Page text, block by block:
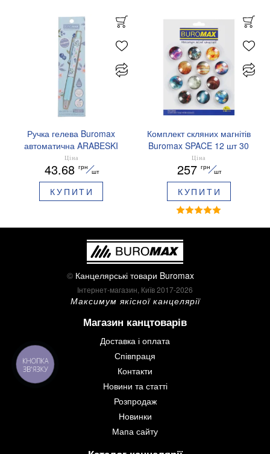
Ручка гелева Buromax
автоматична ARABESKI
0.5 мм ароматизований
грип синє чорнило в
блістері BM.8379-02
Ціна
43.68 грн
шт
КУПИТИ
Комплект скляних магнітів
Buromax SPACE 12 шт 30
мм BM.0048
Ціна
257 грн
шт
КУПИТИ
© Канцелярські товари Buromax
Інтернет-магазин, Київ 2017-2026
Максимум якісної канцелярії
Магазин канцтоварів
Доставка і оплата
Співпраця
Контакти
Новини та статті
Розпродаж
Новинки
Мапа сайту
КНОПКА
ЗВ'ЯЗКУ